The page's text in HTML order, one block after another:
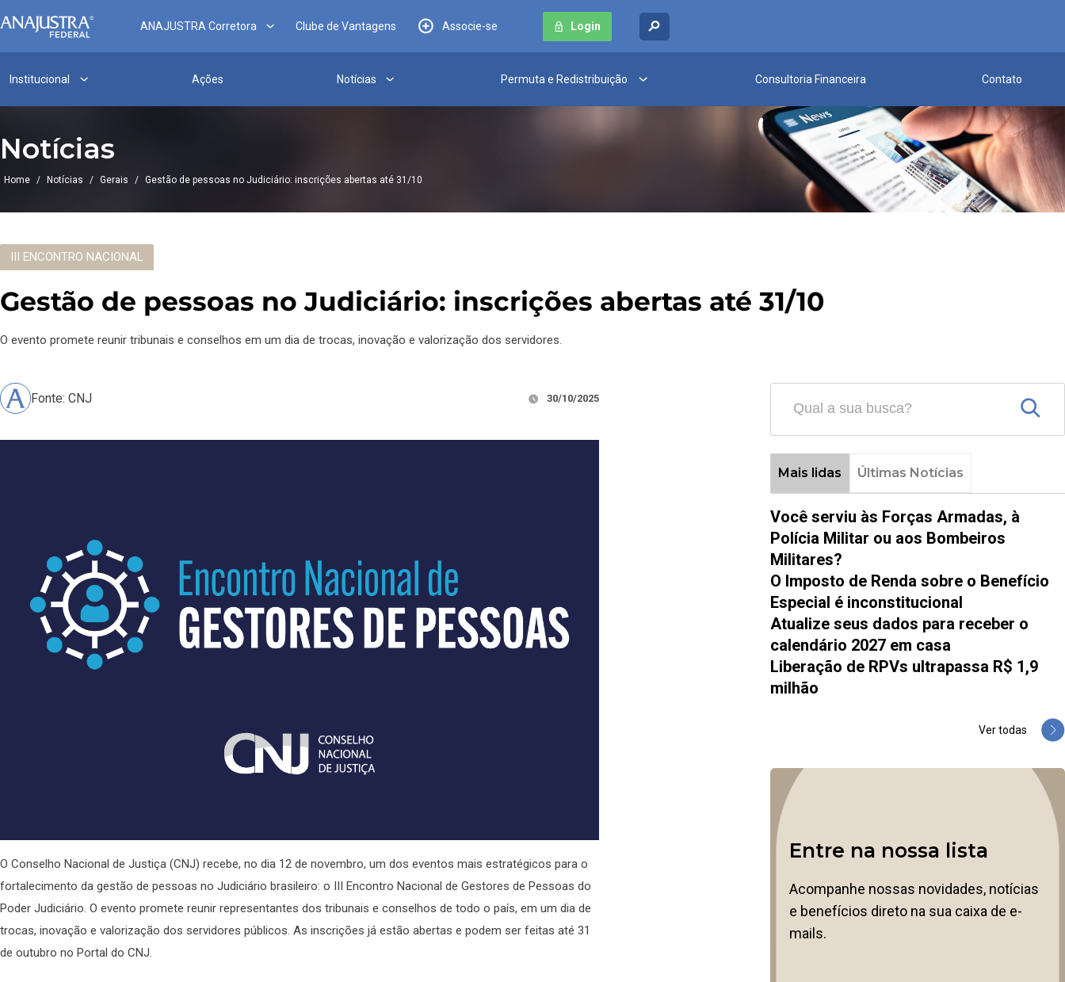
ANAJUSTRA Corretora Clube de Vantagens Associe-se Login
Institucional Ações Notícias Permuta e Redistribuição Consultoria Financeira Contato
Notícias
Home / Notícias / Gerais / Gestão de pessoas no Judiciário: inscrições abertas até 31/10
III ENCONTRO NACIONAL
Gestão de pessoas no Judiciário: inscrições abertas até 31/10
O evento promete reunir tribunais e conselhos em um dia de trocas, inovação e valorização dos servidores.
Fonte: CNJ 30/10/2025
O Conselho Nacional de Justiça (CNJ) recebe, no dia 12 de novembro, um dos eventos mais estratégicos para o
fortalecimento da gestão de pessoas no Judiciário brasileiro: o III Encontro Nacional de Gestores de Pessoas do
Poder Judiciário. O evento promete reunir representantes dos tribunais e conselhos de todo o país, em um dia de
trocas, inovação e valorização dos servidores públicos. As inscrições já estão abertas e podem ser feitas até 31
de outubro no Portal do CNJ.
Mais lidas Últimas Notícias
Você serviu às Forças Armadas, à
Polícia Militar ou aos Bombeiros
Militares?
O Imposto de Renda sobre o Benefício
Especial é inconstitucional
Atualize seus dados para receber o
calendário 2027 em casa
Liberação de RPVs ultrapassa R$ 1,9
milhão
Ver todas
Entre na nossa lista
Acompanhe nossas novidades, notícias
e benefícios direto na sua caixa de e-
mails.